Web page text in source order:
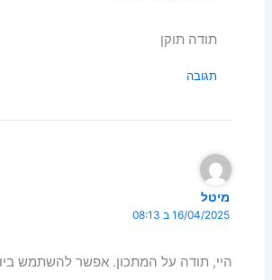
תודה תוקן
תגובה
מיטל
16/04/2025 ב 08:13
היי, תודה על המתכון. אפשר להשתמש